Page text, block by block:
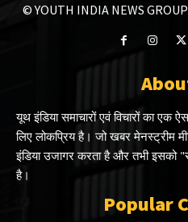
© YOUTH INDIA NEWS GROUP
यूथ इंडिया समाचारों एवं विचारों का
लिए लोकप्रिय है। जो खबर मेनस्ट्रीम
इंडिया उजागर करता है और तभी इसको
है।
Popular